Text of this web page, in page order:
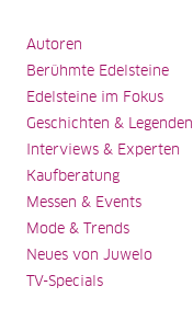
Autoren
Berühmte Edelsteine
Edelsteine im Fokus
Geschichten & Legenden
Interviews & Experten
Kaufberatung
Messen & Events
Mode & Trends
Neues von Juwelo
TV-Specials